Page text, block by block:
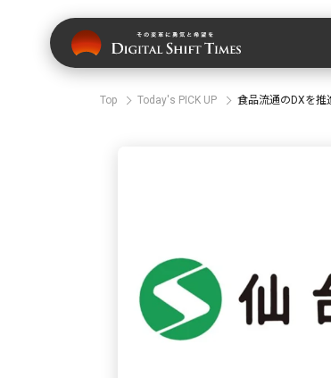
Top Today's PICK UP 食品流通のDXを推